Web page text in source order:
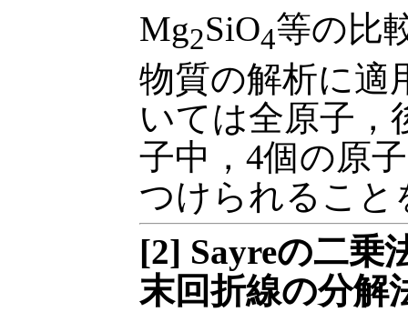
Mg2SiO4等の比
物質の解析に適
いては全原子，
子中，4個の原
つけられること
[2] Sayreの二乗
末回折線の分解